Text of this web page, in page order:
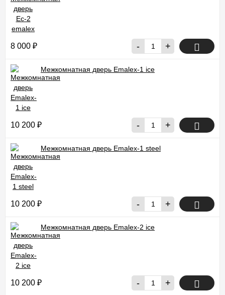
8 000 ₽ - +
Межкомнатная дверь Emalex-1 ice
10 200 ₽ - +
Межкомнатная дверь Emalex-1 steel
10 200 ₽ - +
Межкомнатная дверь Emalex-2 ice
10 200 ₽ - +